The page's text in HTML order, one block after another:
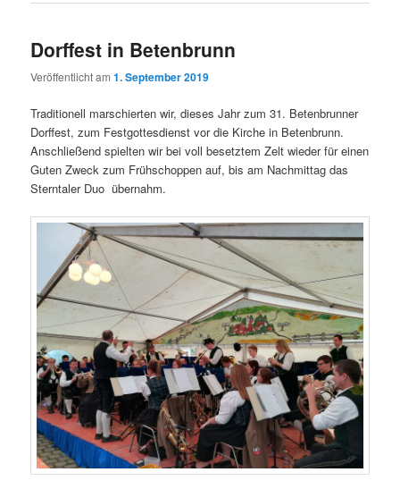
Dorffest in Betenbrunn
Veröffentlicht am1. September 2019
Traditionell marschierten wir, dieses Jahr zum 31. Betenbrunner
Dorffest, zum Festgottesdienst vor die Kirche in Betenbrunn.
Anschließend spielten wir bei voll besetztem Zelt wieder für einen
Guten Zweck zum Frühschoppen auf, bis am Nachmittag das
Sterntaler Duo übernahm.